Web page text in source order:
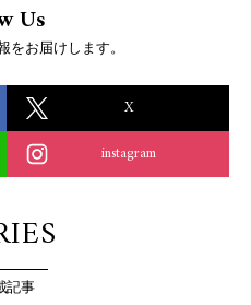
Us
をお届けします。
X
instagram
記事